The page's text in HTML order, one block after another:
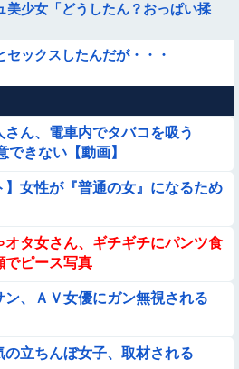
美少女「どうしたん？おっぱい揉
ックスしたんだが・・・
ル 外国人は笑うらしいな
た男性、とんでもない方法で制圧
ママのお尻ｗｗｗｗｗ【画像】
けど実際は『雲泥の差』があるも
兵器並みのボディだね」って褒め
さん、電車内でタバコを吸う
できない【動画】
】女性が『普通の女』になるため
オタ女さん、ギチギチにパンツ食
でピース写真
ン、ＡＶ女優にガン無視される
の立ちんぼ女子、取材される